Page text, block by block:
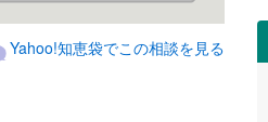
Yahoo!知恵袋でこの相談を見る